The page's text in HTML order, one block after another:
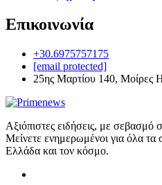
Επικοινωνία
+30.6975757175
[email protected]
25ης Μαρτίου 140, Μοίρες
Αξιόπιστες ειδήσεις, με σεβασμό
Μείνετε ενημερωμένοι για όλα τα
Ελλάδα και τον κόσμο.